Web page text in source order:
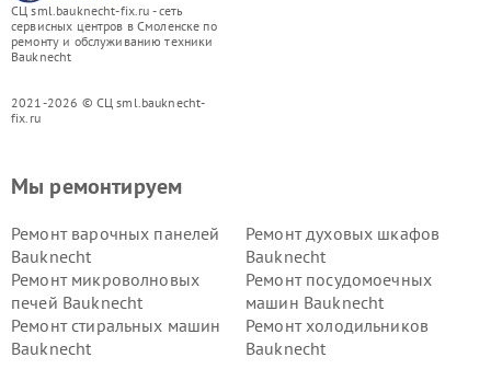
СЦ sml.bauknecht-fix.ru - сеть
сервисных центров в Смоленске по
ремонту и обслуживанию техники
Bauknecht
2021-2026 © СЦ sml.bauknecht-
fix.ru
Мы ремонтируем
Ремонт варочных панелей
Bauknecht
Ремонт духовых шкафов
Bauknecht
Ремонт микроволновых
печей Bauknecht
Ремонт посудомоечных
машин Bauknecht
Ремонт стиральных машин
Bauknecht
Ремонт холодильников
Bauknecht